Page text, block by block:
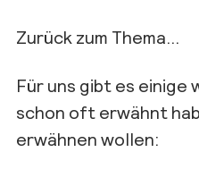
Zurück zum Thema…
Für uns gibt es einige
schon oft erwähnt
erwähnen wollen: